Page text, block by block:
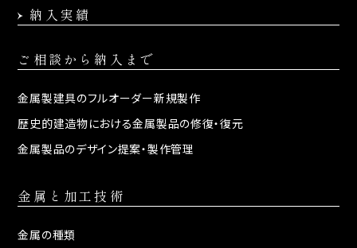
納入実績
ご相談から納入まで
金属製建具のフルオーダー新規製作
歴史的建造物における金属製品の修復・復元
金属製品のデザイン提案・製作管理
金属と加工技術
金属の種類